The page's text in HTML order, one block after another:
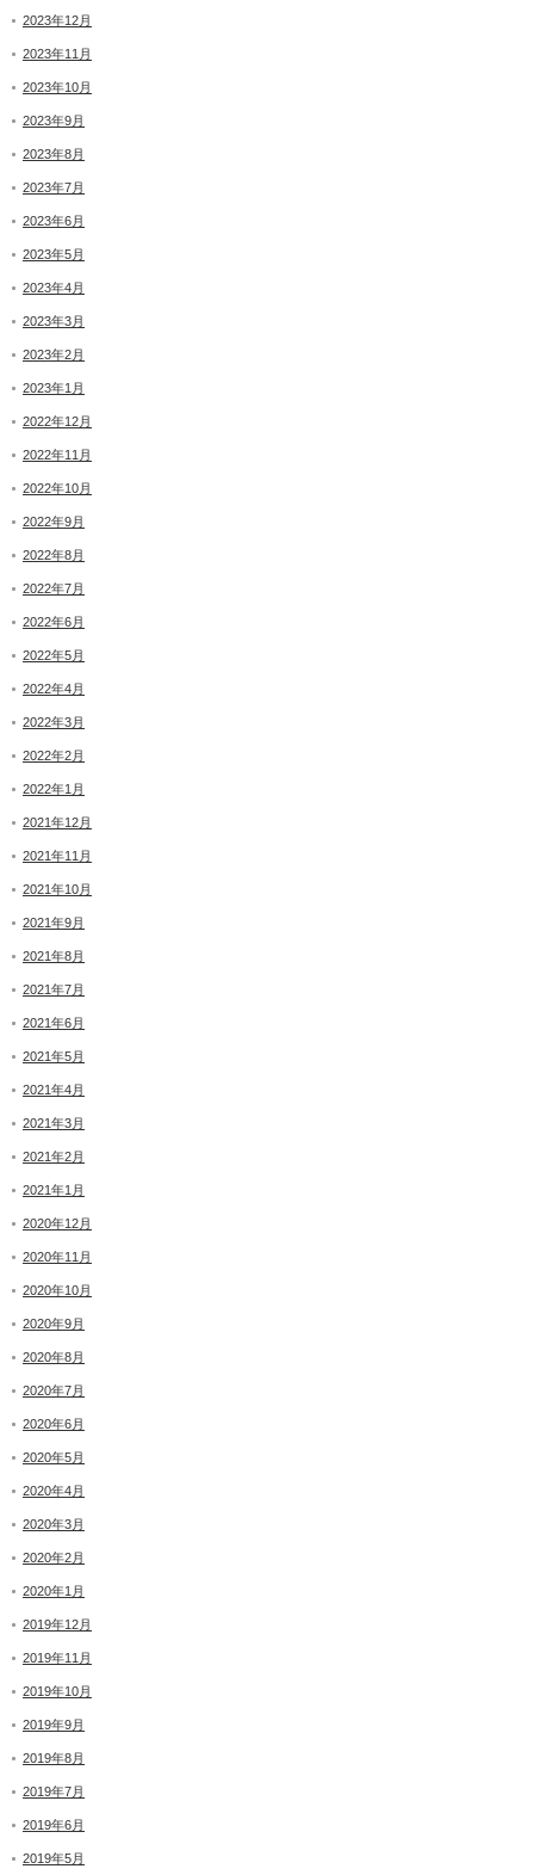
2023年12月
2023年11月
2023年10月
2023年9月
2023年8月
2023年7月
2023年6月
2023年5月
2023年4月
2023年3月
2023年2月
2023年1月
2022年12月
2022年11月
2022年10月
2022年9月
2022年8月
2022年7月
2022年6月
2022年5月
2022年4月
2022年3月
2022年2月
2022年1月
2021年12月
2021年11月
2021年10月
2021年9月
2021年8月
2021年7月
2021年6月
2021年5月
2021年4月
2021年3月
2021年2月
2021年1月
2020年12月
2020年11月
2020年10月
2020年9月
2020年8月
2020年7月
2020年6月
2020年5月
2020年4月
2020年3月
2020年2月
2020年1月
2019年12月
2019年11月
2019年10月
2019年9月
2019年8月
2019年7月
2019年6月
2019年5月